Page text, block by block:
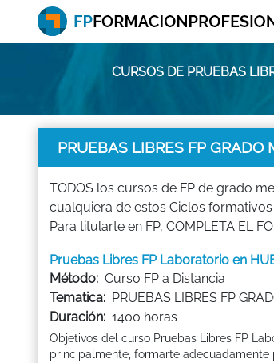
CURSOS DE PRUEBAS
PRUEBAS LIBRES FP
TODOS los cursos de FP de grado
cualquiera de estos Ciclos formativos
Para titularte en FP, COMPLETA EL
Pruebas Libres FP Laboratorio en
Método: Curso FP a Distancia
Tematica: PRUEBAS LIBRES FP
Duración: 1400 horas
Objetivos del curso Pruebas Libres FP
principalmente, formarte adecuadamente